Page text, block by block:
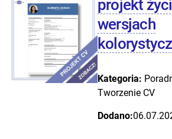
projekt
wersjach
Kategoria:
Tworzenie CV
Dodano: